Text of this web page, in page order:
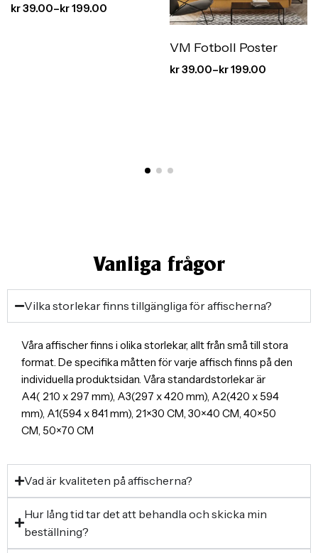
kr39.00–kr199.00
VM Fotboll Poster
kr39.00–kr199.00
Vanliga frågor
Vilka storlekar finns tillgängliga för affischerna?
Våra affischer finns i olika storlekar, allt från små till stora
format. De specifika måtten för varje affisch finns på den
individuella produktsidan. Våra standardstorlekar är
A4( 210 x 297 mm), A3(297 x 420 mm), A2(420 x 594
mm), A1(594 x 841 mm), 21×30 CM, 30×40 CM, 40×50
CM, 50×70 CM
Vad är kvaliteten på affischerna?
Hur lång tid tar det att behandla och skicka min
beställning?